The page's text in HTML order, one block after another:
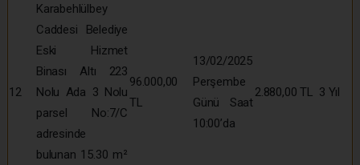
12
Karabehlülbey
Caddesi Belediye
Eski Hizmet
Binası Altı 223
Nolu Ada 3 Nolu
parsel No:7/C
adresinde
bulunan 15.30 m²
96.000,00
TL
13/02/2025
Perşembe
Günü Saat
10:00’da
2.880,00 TL 3 Yıl